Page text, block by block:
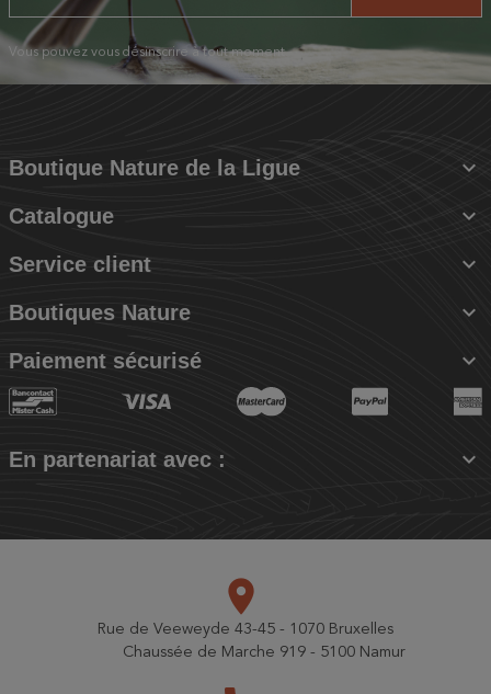
Vous pouvez vous désinscrire à tout moment.
Boutique Nature de la Ligue 
Catalogue 
Service client 
Boutiques Nature 
Paiement sécurisé 
En partenariat avec : 
place
Rue de Veeweyde 43-45 - 1070 Bruxelles
Chaussée de Marche 919 - 5100 Namur